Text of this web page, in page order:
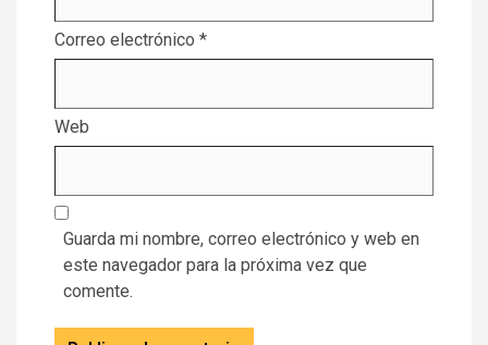
Correo electrónico *
Web
Guarda mi nombre, correo electrónico y web en
este navegador para la próxima vez que
comente.